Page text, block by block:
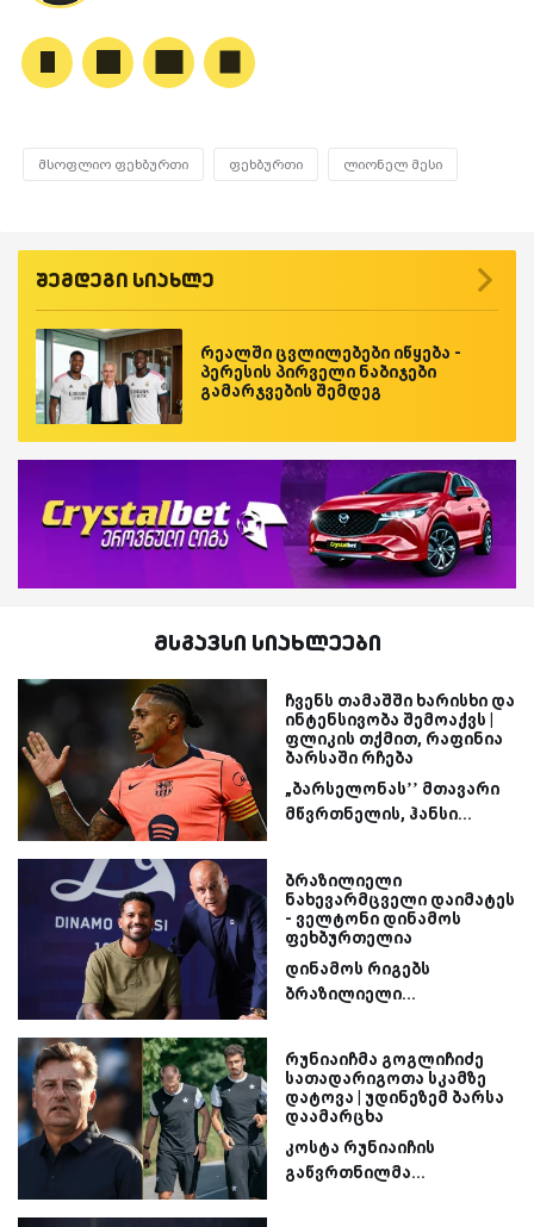
მსოფლიო ფეხბურთი ფეხბურთი ლიონელ მესი
შემდეგი სიახლე
რეალში ცვლილებები იწყება -
პერესის პირველი ნაბიჯები
გამარჯვების შემდეგ
მსგავსი სიახლეები
ჩვენს თამაშში ხარისხი და
ინტენსივობა შემოაქვს |
ფლიკის თქმით, რაფინია
ბარსაში რჩება
„ბარსელონას’’ მთავარი
მწვრთნელის, ჰანსი...
ბრაზილიელი
ნახევარმცველი დაიმატეს
- ველტონი დინამოს
ფეხბურთელია
დინამოს რიგებს
ბრაზილიელი...
რუნიაიჩმა გოგლიჩიძე
სათადარიგოთა სკამზე
დატოვა | უდინეზემ ბარსა
დაამარცხა
კოსტა რუნიაიჩის
გაწვრთნილმა...